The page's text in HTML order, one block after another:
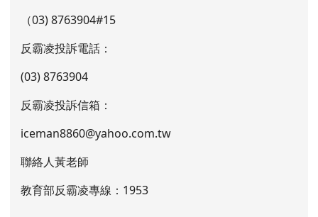
（03) 8763904#15
反霸凌投訴電話：
(03) 8763904
反霸凌投訴信箱：
iceman8860@yahoo.com.tw
聯絡人黃老師
教育部反霸凌專線：1953